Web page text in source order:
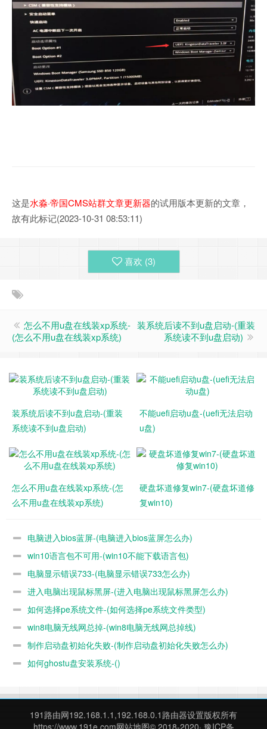
这是水淼·帝国CMS站群文章更新器的试用版本更新的文章，
故有此标记(2023-10-31 08:53:11)
喜欢 (3)
怎么不用u盘在线装xp系统-
(怎么不用u盘在线装xp系统)
装系统后读不到u盘启动-(重装
系统读不到u盘启动)
装系统后读不到u盘启动-(重装
系统读不到u盘启动)
不能uefi启动u盘-(uefi无法启动
u盘)
怎么不用u盘在线装xp系统-(怎
么不用u盘在线装xp系统)
硬盘坏道修复win7-(硬盘坏道修
复win10)
电脑进入bios蓝屏-(电脑进入bios蓝屏怎么办)
win10语言包不可用-(win10不能下载语言包)
电脑显示错误733-(电脑显示错误733怎么办)
进入电脑出现鼠标黑屏-(进入电脑出现鼠标黑屏怎么办)
如何选择pe系统文件-(如何选择pe系统文件类型)
win8电脑无线网总掉-(win8电脑无线网总掉线)
制作启动盘初始化失败-(制作启动盘初始化失败怎么办)
如何ghostu盘安装系统-()
191路由网192.168.1.1,192.168.0.1路由器设置版权所有
https://www.191e.com网站地图© 2018-2020· 豫ICP备